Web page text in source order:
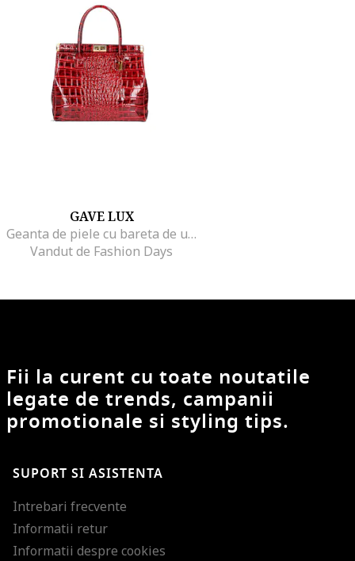
GAVE LUX
Geanta de piele cu bareta de umar si model piele de reptila, Rosu inchis
Vandut de Fashion Days
Fii la curent cu toate noutatile
legate de trends, campanii
promotionale si styling tips.
SUPORT SI ASISTENTA
Intrebari frecvente
Informatii retur
Informatii despre cookies